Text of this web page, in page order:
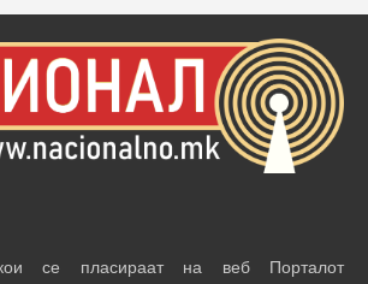
се пласираат на веб Порталот